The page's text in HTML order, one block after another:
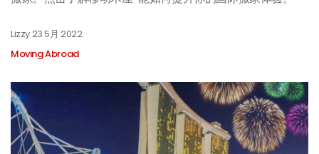
Lizzy23 5月 2022
Moving Abroad